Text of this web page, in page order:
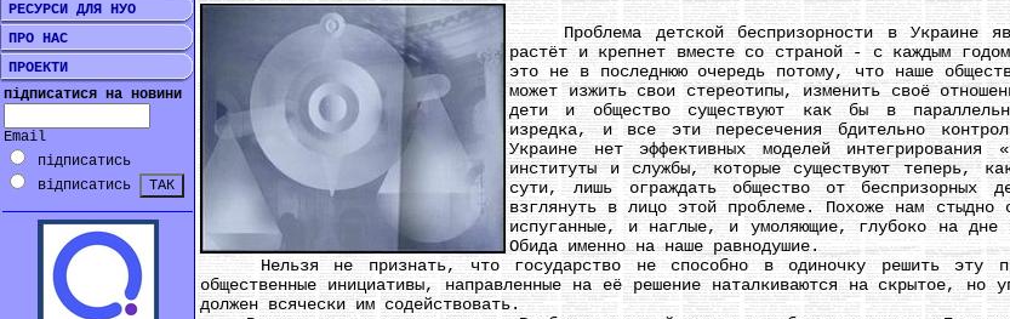
РЕСУРСИ ДЛЯ НУО
ПРО НАС
ПРОЕКТИ
підписатися на новини
Email
підписатись
відписатись
Проблема детской беспризорности в Украине
растёт и крепнет вместе со страной - с каждым
это не в последнюю очередь потому, что наше
может изжить свои стереотипы, изменить своё
дети и общество существуют как бы в
изредка, и все эти пересечения бдительно
Украине нет эффективных моделей
институты и службы, которые существуют теперь,
сути, лишь ограждать общество от беспризорных
взглянуть в лицо этой проблеме. Похоже нам стыдно
испуганные, и наглые, и умоляющие, глубоко на
Обида именно на наше равнодушие.
Нельзя не признать, что государство не способно в одиночку решить эту
общественные инициативы, направленные на её решение наталкиваются на скрытое, но
должен всячески им содействовать.